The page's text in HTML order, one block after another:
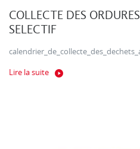
COLLECTE DES
SELECTIF
Lire la suite